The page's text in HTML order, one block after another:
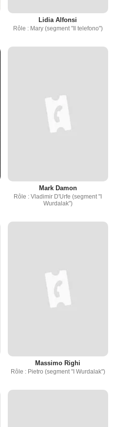
Lidia Alfonsi
Rôle : Mary (segment "Il telefono")
Mark Damon
Rôle : Vladimir D'Urfe (segment "I
Wurdalak")
Massimo Righi
Rôle : Pietro (segment "I Wurdalak")